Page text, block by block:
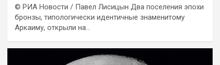
© РИА Новости / Павел Лисицын Два поселения эпохи
бронзы, типологически идентичные знаменитому
Аркаиму, открыли на…